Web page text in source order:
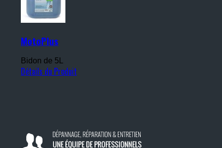
MotoPlus
Bidon de 5L
Détails du Produit